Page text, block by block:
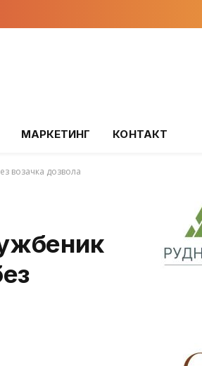
МАРКЕТИНГ КОНТАКТ
возачка дозвола